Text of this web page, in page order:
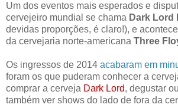
Um dos eventos mais esperados e
cervejeiro mundial se chama Dark Lord
devidas proporções, é claro!), e acontece
da cervejaria norte-americana Three
Os ingressos de 2014 acabaram em
foram os que puderam conhecer a
comprar a cerveja Dark Lord, degustar
também ver shows do lado de fora da